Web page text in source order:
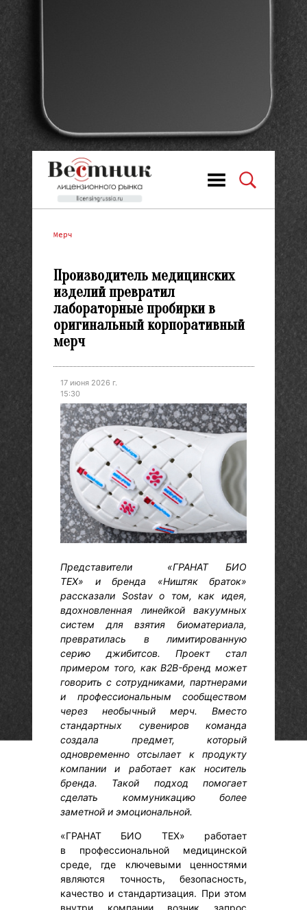
Мерч
Производитель медицинских
изделий превратил
лабораторные пробирки в
оригинальный корпоративный
мерч
17 июня 2026 г.
15:30
Представители «ГРАНАТ БИО
ТЕХ» и бренда «Ништяк браток»
рассказали Sostav о том, как идея,
вдохновленная линейкой вакуумных
систем для взятия биоматериала,
превратилась в лимитированную
серию джибитсов. Проект стал
примером того, как B2B-бренд может
говорить с сотрудниками, партнерами
и профессиональным сообществом
через необычный мерч. Вместо
стандартных сувениров команда
создала предмет, который
одновременно отсылает к продукту
компании и работает как носитель
бренда. Такой подход помогает
сделать коммуникацию более
заметной и эмоциональной.
«ГРАНАТ БИО ТЕХ» работает
в профессиональной медицинской
среде, где ключевыми ценностями
являются точность, безопасность,
качество и стандартизация. При этом
внутри компании возник запрос